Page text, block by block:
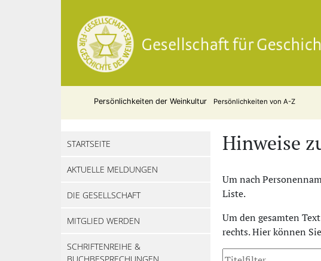
Persönlichkeiten der Weinkultur Persönlichkeiten von A-Z
STARTSEITE
AKTUELLE MELDUNGEN
DIE GESELLSCHAFT
MITGLIED WERDEN
SCHRIFTENREIHE &
Hinweise
Um nach
Liste.
Um den gesamten
rechts. Hier können